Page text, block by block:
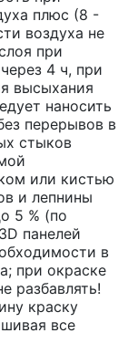
плюс (8 -
воздуха не
при
4 ч, при
высыхания
наносить
перерывов в
стыков
или кистью
и лепнины
5 % (по
панелей
в
при окраске
разбавлять!
краску
все